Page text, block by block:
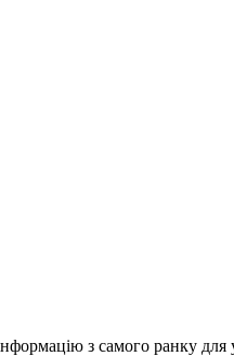
з самого ранку для